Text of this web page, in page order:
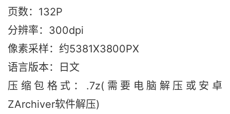
页数：132P
分辨率：300dpi
像素采样：约5381X3800PX
语言版本：日文
压缩包格式：.7z(需要电脑解压或安卓
ZArchiver软件解压)